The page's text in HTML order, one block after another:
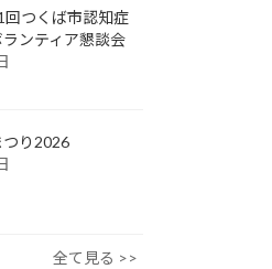
回つくば市認知症
ンティア懇談会
つり2026
全て見る >>